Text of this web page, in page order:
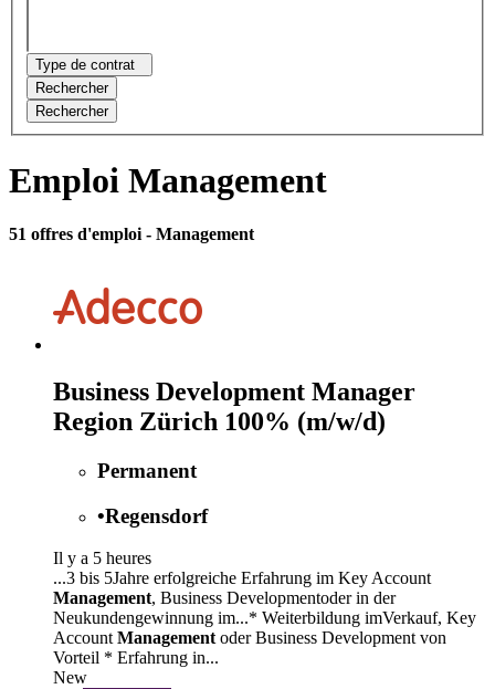
Type de contrat
Rechercher
Rechercher
Emploi Management
51 offres d'emploi - Management
Business Development Manager
Region Zürich 100% (m/w/d)
Permanent
•Regensdorf
Il y a 5 heures
...3 bis 5Jahre erfolgreiche Erfahrung im Key Account
Management, Business Developmentoder in der
Neukundengewinnung im...* Weiterbildung imVerkauf, Key
Account Management oder Business Development von
Vorteil * Erfahrung in...
New